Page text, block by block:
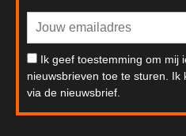
Ik geef toestemming om mij
nieuwsbrieven toe te sturen.
via de nieuwsbrief.